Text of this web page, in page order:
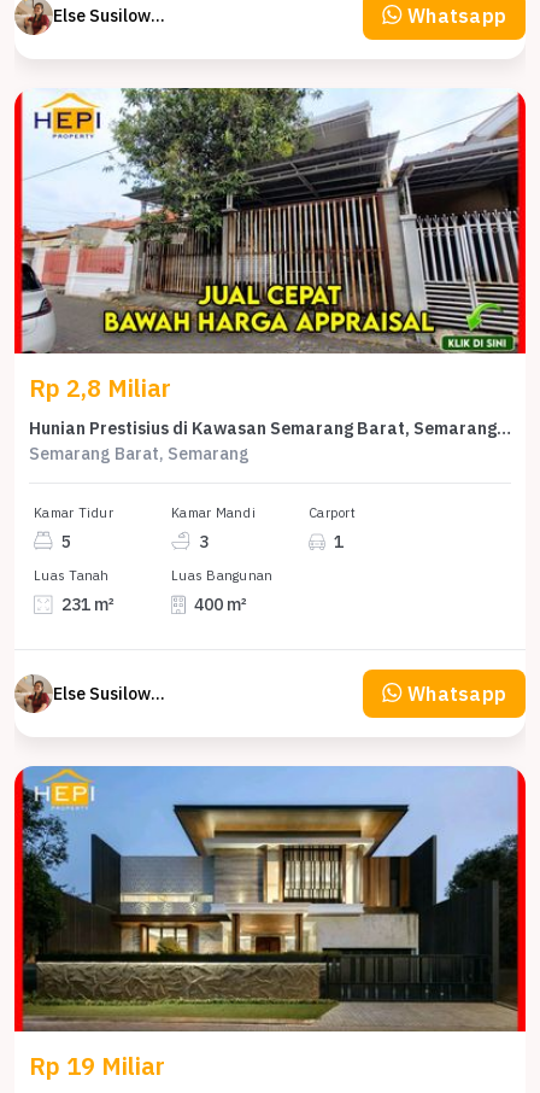
Else Susilowaty Whatsapp
Rp 2,8 Miliar
Hunian Prestisius di Kawasan Semarang Barat, Semarang, LB 400m², Harga 2,8 Miliar
Semarang Barat, Semarang
Kamar Tidur
5
Kamar Mandi
3
Carport
1
Luas Tanah
231 m²
Luas Bangunan
400 m²
Else Susilowaty Whatsapp
Rp 19 Miliar